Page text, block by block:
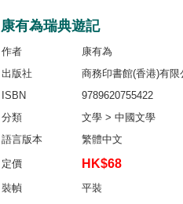
康有為瑞典遊記
作者
康有為
出版社
商務印書館(香港)有限
ISBN
9789620755422
分類
文學 > 中國文學
語言版本
繁體中文
定價 HK$68
裝幀 平裝